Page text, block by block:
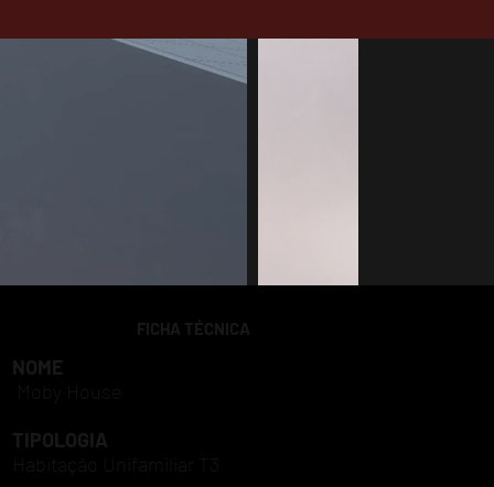
FICHA TÉCNICA
NOME
TIPOLOGIA